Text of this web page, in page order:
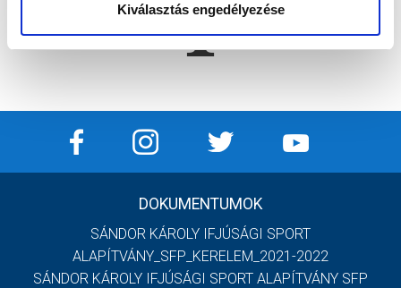
Kiválasztás engedélyezése
DOKUMENTUMOK
SÁNDOR KÁROLY IFJÚSÁGI SPORT
ALAPÍTVÁNY_SFP_KERELEM_2021-2022
SÁNDOR KÁROLY IFJÚSÁGI SPORT ALAPÍTVÁNY SFP